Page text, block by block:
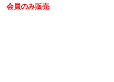
会員のみ販売